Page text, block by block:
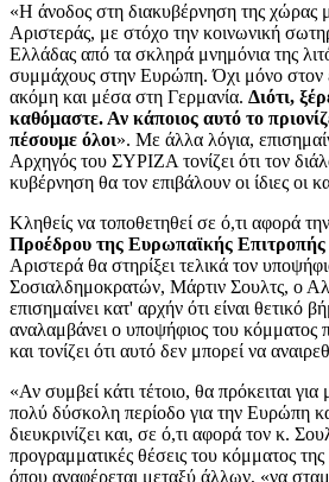
«Η άνοδος στη διακυβέρνηση της χώρας
Αριστεράς, με στόχο την κοινωνική
Ελλάδας από τα σκληρά μνημόνια της
συμμάχους στην Ευρώπη. Όχι μόνο
ακόμη και μέσα στη Γερμανία. Διότι,
καθόμαστε. Αν κάποιος αυτό το
πέσουμε όλοι». Με άλλα λόγια,
Αρχηγός του ΣΥΡΙΖΑ τονίζει ότι τον
κυβέρνηση θα τον επιβάλουν οι ίδιες οι
Κληθείς να τοποθετηθεί σε ό,τι αφορά
Προέδρου της Ευρωπαϊκής Επιτροπής
Αριστερά θα στηρίξει τελικά τον
Σοσιαλδημοκρατών, Μάρτιν Σουλτς, ο
επισημαίνει κατ' αρχήν ότι είναι θετικό
αναλαμβάνει ο υποψήφιος του κόμματος
και τονίζει ότι αυτό δεν μπορεί να
«Αν συμβεί κάτι τέτοιο, θα πρόκειται
πολύ δύσκολη περίοδο για την Ευρώπη
διευκρινίζει και, σε ό,τι αφορά τον κ.
προγραμματικές θέσεις του κόμματος
όπου αναφέρεται μεταξύ άλλων, «να